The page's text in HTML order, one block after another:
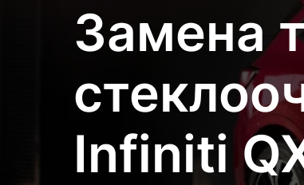
Замена
Infiniti